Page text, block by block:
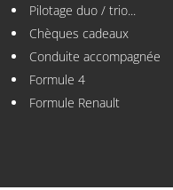
Pilotage duo / trio...
Chèques cadeaux
Conduite accompagnée
Formule 4
Formule Renault